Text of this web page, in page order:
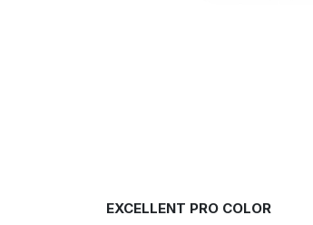
EXCELLENT PRO COLOR